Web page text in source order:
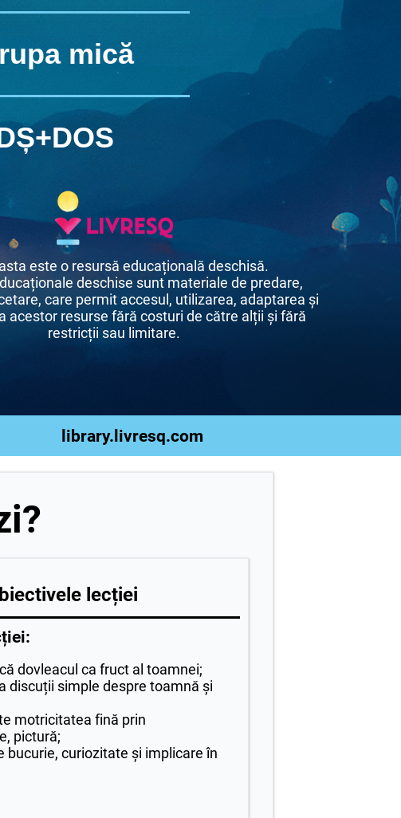
mică
este o resursă educațională deschisă.
deschise sunt materiale de predare,
care permit accesul, utilizarea, adaptarea și
acestor resurse fără costuri de către alții și fără
restricții sau limitare.
library.livresq.com
lecției
dovleacul ca fruct al toamnei;
discuții simple despre toamnă și
motricitatea fină prin
pictură;
bucurie, curiozitate și implicare în